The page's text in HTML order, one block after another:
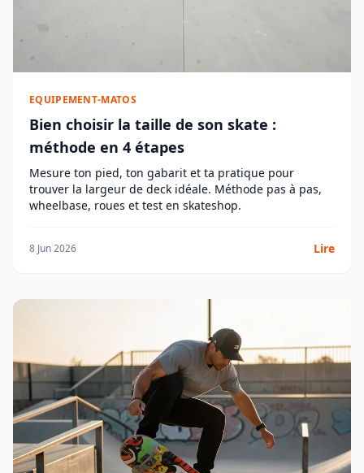
EQUIPEMENT-MATOS
Bien choisir la taille de son skate :
méthode en 4 étapes
Mesure ton pied, ton gabarit et ta pratique pour
trouver la largeur de deck idéale. Méthode pas à pas,
wheelbase, roues et test en skateshop.
8 Jun 2026 Lire